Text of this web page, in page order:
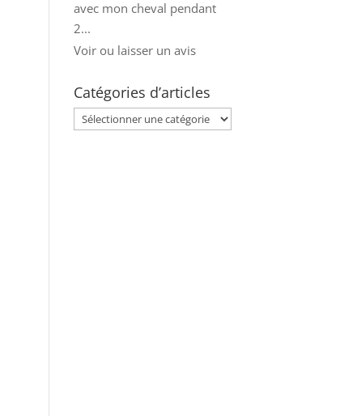
avec mon cheval pendant
2...
Voir ou laisser un avis
Catégories d’articles
Catégories